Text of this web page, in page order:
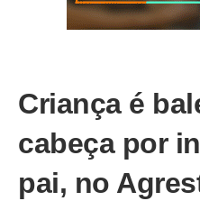
Criança é
cabeça por
pai, no